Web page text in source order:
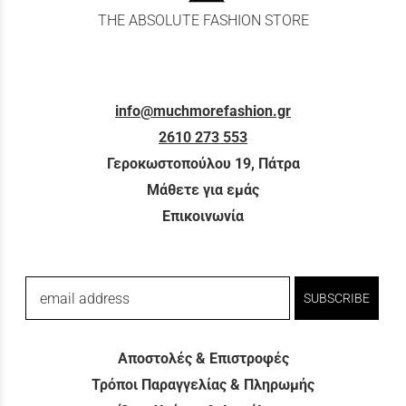
THE ABSOLUTE FASHION STORE
info@muchmorefashion.gr
2610 273 553
Γεροκωστοπούλου 19, Πάτρα
Μάθετε για εμάς
Επικοινωνία
email address SUBSCRIBE
Αποστολές & Επιστροφές
Τρόποι Παραγγελίας & Πληρωμής